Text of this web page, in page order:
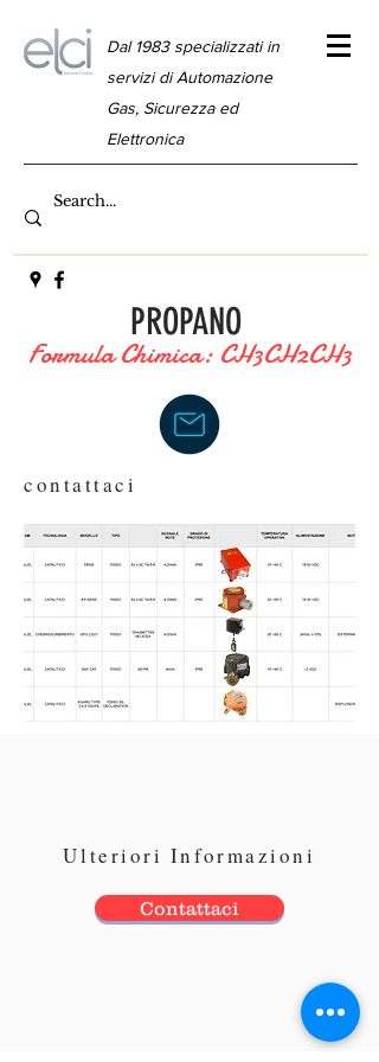
Dal 1983 specializzati in
servizi di Automazione
Gas, Sicurezza ed
Elettronica
PROPANO
Formula Chimica: CH3CH2CH3
contattaci
Ulteriori Informazioni
Contattaci